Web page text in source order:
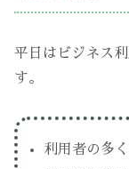
平日はビジネス
す。
利用者の多